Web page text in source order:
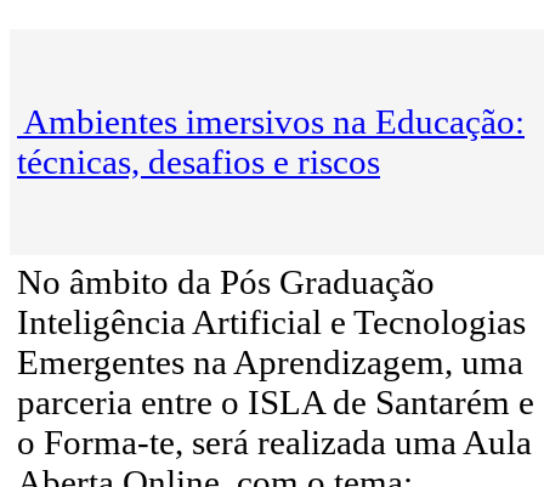
Ambientes imersivos na Educação:
técnicas, desafios e riscos
No âmbito da Pós Graduação
Inteligência Artificial e Tecnologias
Emergentes na Aprendizagem, uma
parceria entre o ISLA de Santarém e
o Forma-te, será realizada uma Aula